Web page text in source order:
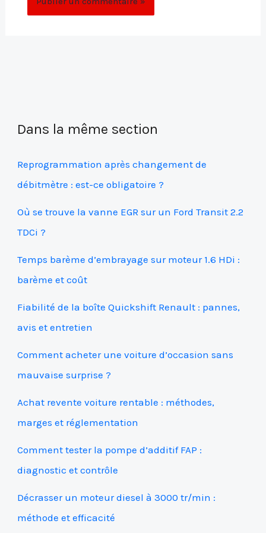
Dans la même section
Reprogrammation après changement de
débitmètre : est-ce obligatoire ?
Où se trouve la vanne EGR sur un Ford Transit 2.2
TDCi ?
Temps barème d’embrayage sur moteur 1.6 HDi :
barème et coût
Fiabilité de la boîte Quickshift Renault : pannes,
avis et entretien
Comment acheter une voiture d’occasion sans
mauvaise surprise ?
Achat revente voiture rentable : méthodes,
marges et réglementation
Comment tester la pompe d’additif FAP :
diagnostic et contrôle
Décrasser un moteur diesel à 3000 tr/min :
méthode et efficacité